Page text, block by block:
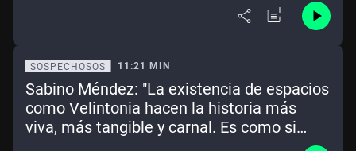
SOSPECHOSOS 11:21 MIN
Sabino Méndez: "La existencia de espacios
como Velintonia hacen la historia más
viva, más tangible y carnal. Es como si
pudiéramos tocar el aire que respiraron"